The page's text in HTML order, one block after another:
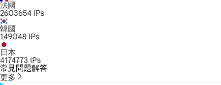
法國
2603654 IPs
韓國
149048 IPs
日本
4174773 IPs
常見問題解答
更多